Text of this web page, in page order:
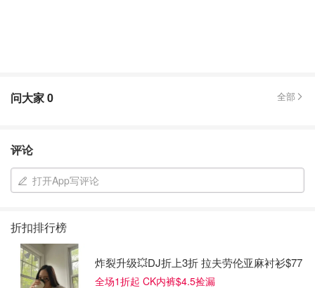
问大家0 全部
评论
打开App写评论
折扣排行榜
炸裂升级💥DJ折上3折 拉夫劳伦亚麻衬衫$77
全场1折起 CK内裤$4.5捡漏